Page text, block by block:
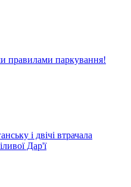
правилами паркування!
і двічі втрачала
Дар'ї